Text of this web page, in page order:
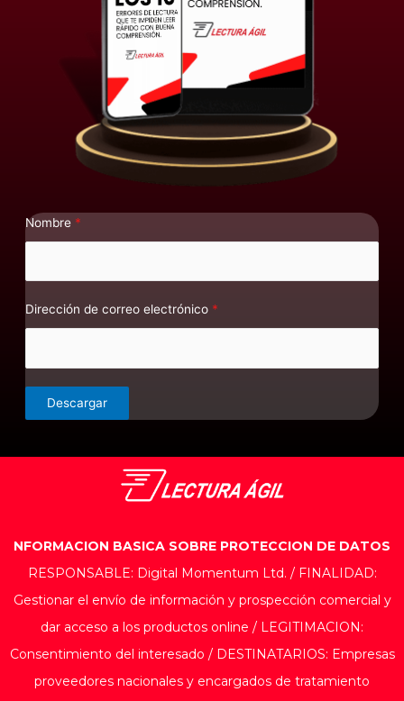
Nombre *
Dirección de correo electrónico *
Descargar
NFORMACION BASICA SOBRE PROTECCION DE DATOS
RESPONSABLE: Digital Momentum Ltd. / FINALIDAD:
Gestionar el envío de información y prospección comercial y
dar acceso a los productos online / LEGITIMACION:
Consentimiento del interesado / DESTINATARIOS: Empresas
proveedores nacionales y encargados de tratamiento